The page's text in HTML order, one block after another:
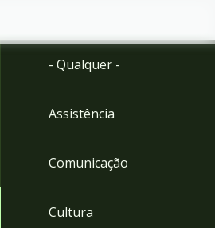
- Qualquer -
Assistência
Comunicação
Cultura